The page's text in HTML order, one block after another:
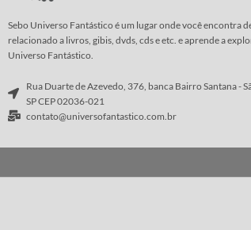
Sebo Universo Fantástico é um lugar onde você encontra
relacionado a livros, gibis, dvds, cds e etc. e aprende a
Universo Fantástico.
Rua Duarte de Azevedo, 376, banca Bairro Santana -
SP CEP 02036-021
contato@universofantastico.com.br